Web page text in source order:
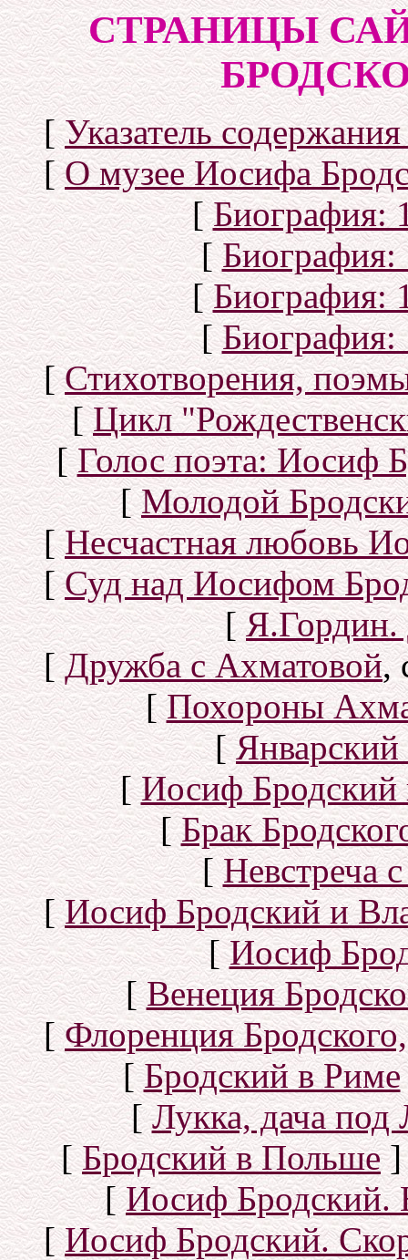
СТРАНИЦЫ
[Указатель
[О музее Иосифа
[Биография:
[Биография:
[Биография:
[Биография:
[Стихотворения,
[Цикл
[Голос поэта: Иосиф
[Молодой
[Несчастная любовь
[Суд над Иосифом
[Я.Гордин.
[Дружба с Ахматовой,
[Похороны
[Январский
[Иосиф Бродский
[Брак
[Невстреча
[Иосиф Бродский и
[Иосиф
[Венеция
[Флоренция
[Бродский в Риме
[Лукка, дача под
[Бродский в Польше]
[Иосиф Бродский.
[Иосиф Бродский.